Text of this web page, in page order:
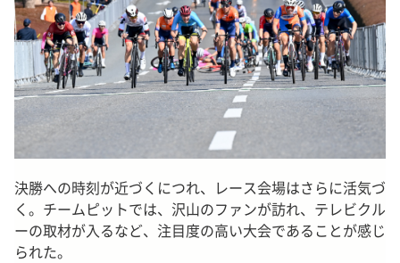
決勝への時刻が近づくにつれ、レース会場はさらに活気づ
く。チームピットでは、沢山のファンが訪れ、テレビクル
ーの取材が入るなど、注目度の高い大会であることが感じ
られた。